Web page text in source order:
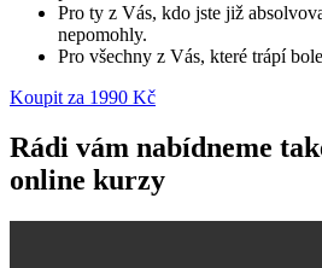
Pro ty z Vás, kdo jste již
nepomohly.
Pro všechny z Vás, které trápí
Koupit za 1990 Kč
Rádi vám nabídneme
online kurzy